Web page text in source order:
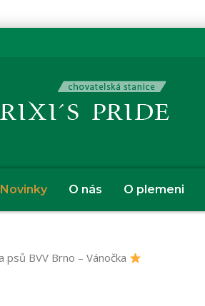
Novinky O nás O plemeni
psů BVV Brno – Vánočka